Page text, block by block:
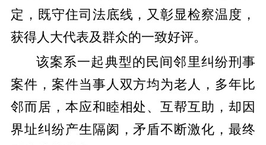
定，既守住司法底线，又彰显检察温度，
获得人大代表及群众的一致好评。
该案系一起典型的民间邻里纠纷刑事
案件，案件当事人双方均为老人，多年比
邻而居，本应和睦相处、互帮互助，却因
界址纠纷产生隔阂，矛盾不断激化，最终